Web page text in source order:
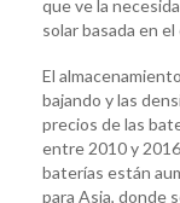
que ve la
solar basada en
El
bajando y las
precios de las
entre 2010 y
baterías están
para Asia, donde